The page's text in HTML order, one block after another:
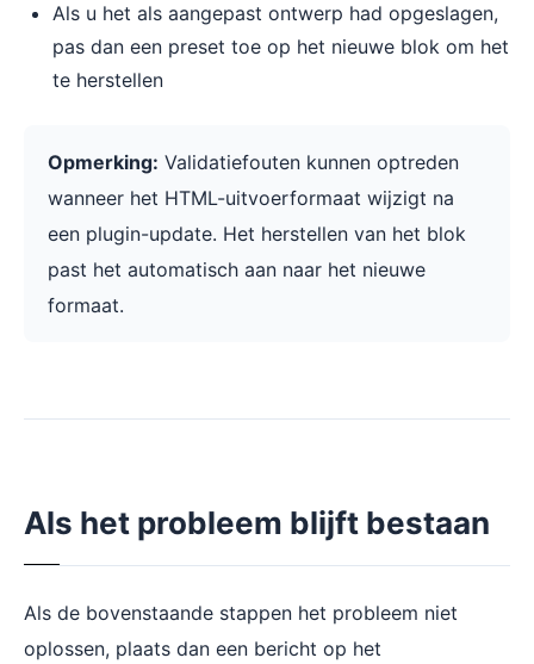
Als u het als aangepast ontwerp had opgeslagen,
pas dan een preset toe op het nieuwe blok om het
te herstellen
Opmerking: Validatiefouten kunnen optreden
wanneer het HTML-uitvoerformaat wijzigt na
een plugin-update. Het herstellen van het blok
past het automatisch aan naar het nieuwe
formaat.
Als het probleem blijft bestaan
Als de bovenstaande stappen het probleem niet
oplossen, plaats dan een bericht op het